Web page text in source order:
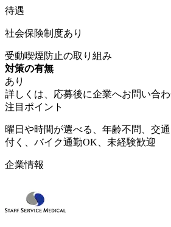
待遇
社会保険制度あり
受動喫煙防止の取り組み
対策の有無
あり
詳しくは、応募後に企業へお問い合
注目ポイント
曜日や時間が選べる、年齢不問、交
付く、バイク通勤OK、未経験歓迎
企業情報